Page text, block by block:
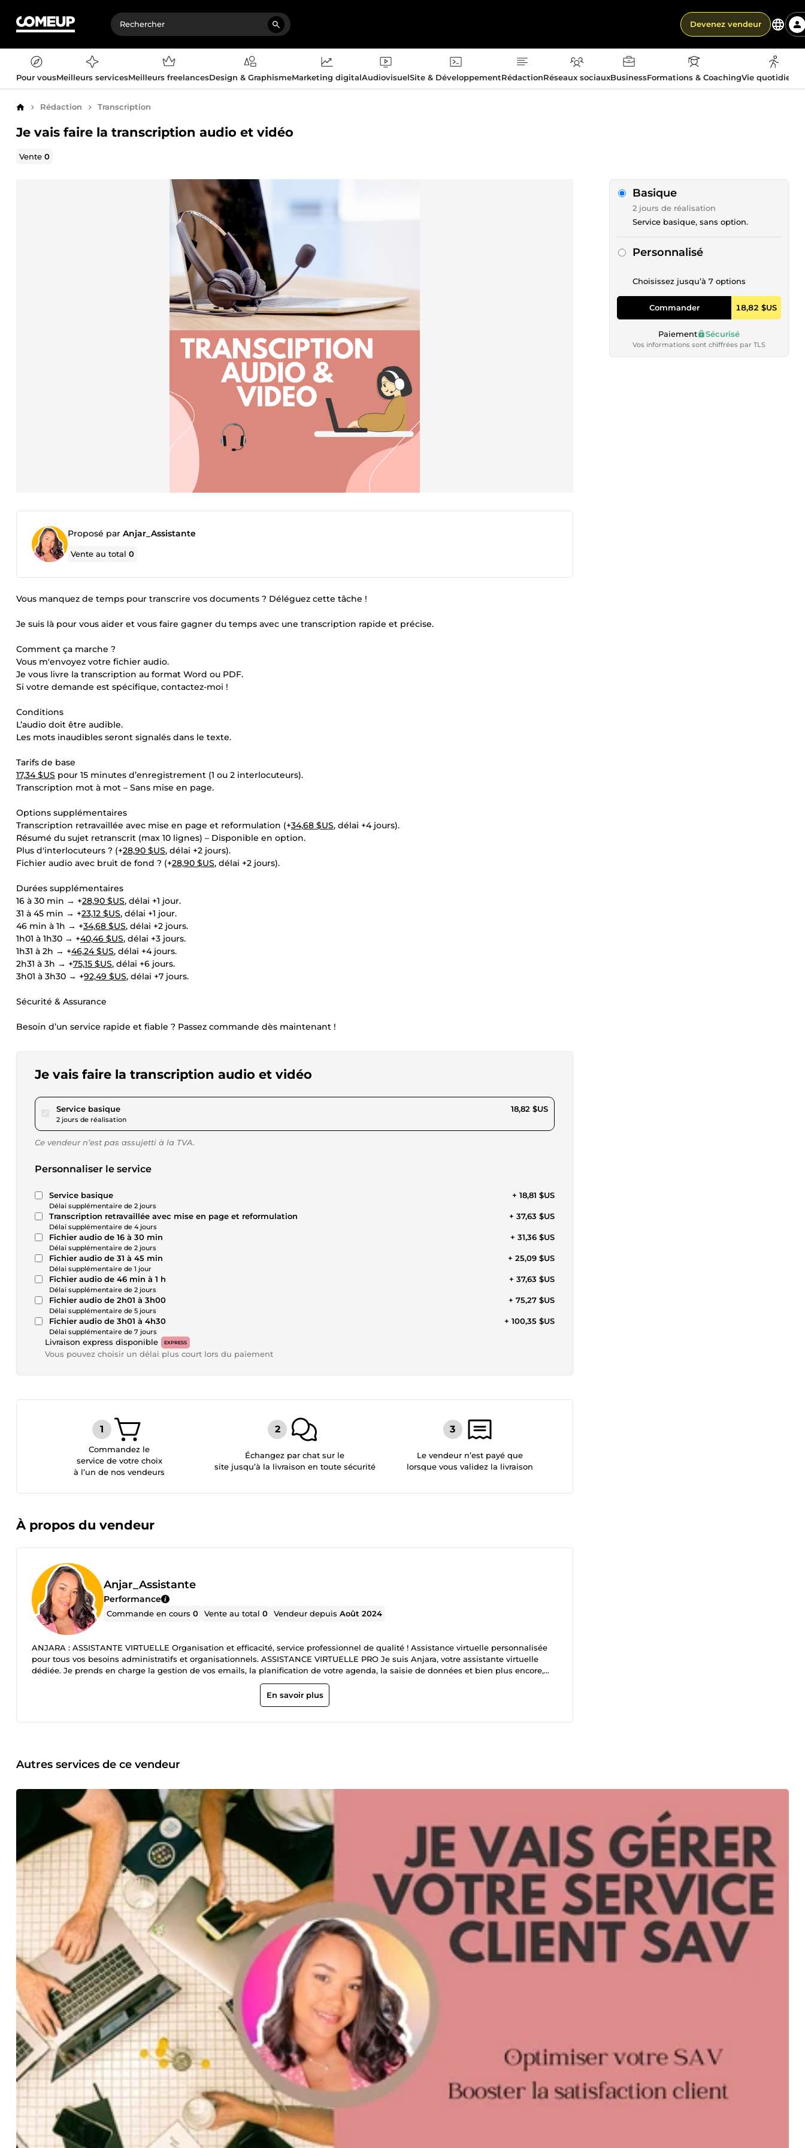
Devenez vendeur
Pour vousMeilleurs servicesMeilleurs freelancesDesign & GraphismeMarketing digitalAudiovisuelSite & DéveloppementRédactionRéseaux sociauxBusinessFormations & CoachingVie
AccueilRédaction Transcription
Je vais faire la transcription audio et vidéo
Vente0
Proposé par Anjar_Assistante
Vente au total0
Vous manquez de temps pour transcrire vos documents ? Déléguez cette tâche !
Je suis là pour vous aider et vous faire gagner du temps avec une transcription rapide et précise.
Comment ça marche ?
Vous m'envoyez votre fichier audio.
Je vous livre la transcription au format Word ou PDF.
Si votre demande est spécifique, contactez-moi !
Conditions
L’audio doit être audible.
Les mots inaudibles seront signalés dans le texte.
Tarifs de base
17,34 $US pour 15 minutes d’enregistrement (1 ou 2 interlocuteurs).
Transcription mot à mot – Sans mise en page.
Options supplémentaires
Transcription retravaillée avec mise en page et reformulation (+34,68 $US, délai +4 jours).
Résumé du sujet retranscrit (max 10 lignes) – Disponible en option.
Plus d'interlocuteurs ? (+28,90 $US, délai +2 jours).
Fichier audio avec bruit de fond ? (+28,90 $US, délai +2 jours).
Durées supplémentaires
16 à 30 min → +28,90 $US, délai +1 jour.
31 à 45 min → +23,12 $US, délai +1 jour.
46 min à 1h → +34,68 $US, délai +2 jours.
1h01 à 1h30 → +40,46 $US, délai +3 jours.
1h31 à 2h → +46,24 $US, délai +4 jours.
2h31 à 3h → +75,15 $US, délai +6 jours.
3h01 à 3h30 → +92,49 $US, délai +7 jours.
Sécurité & Assurance
Besoin d’un service rapide et fiable ? Passez commande dès maintenant !
Je vais faire la transcription audio et vidéo
Service basiquepour 17,34 $US
2 jours de réalisation
18,82 $US
Ce vendeur n’est pas assujetti à la TVA.
Personnaliser le service
Service basique
Délai supplémentaire de 2 jours
+ 18,81 $US
Transcription retravaillée avec mise en page et reformulation
Délai supplémentaire de 4 jours
+ 37,63 $US
Fichier audio de 16 à 30 min
Délai supplémentaire de 2 jours
+ 31,36 $US
Fichier audio de 31 à 45 min
Délai supplémentaire de 1 jour
+ 25,09 $US
Fichier audio de 46 min à 1 h
Délai supplémentaire de 2 jours
+ 37,63 $US
Fichier audio de 2h01 à 3h00
Délai supplémentaire de 5 jours
+ 75,27 $US
Fichier audio de 3h01 à 4h30
Délai supplémentaire de 7 jours
+ 100,35 $US
Livraison express disponible EXPRESS
Vous pouvez choisir un délai plus court lors du paiement
Basique
2 jours de réalisation
Service basique, sans option.
Personnalisé
Choisissez jusqu’à 7 options
Commander 18,82 $US
Paiement Sécurisé
Vos informations sont chiffrées par TLS
Commandez le
service de votre choix
à l’un de nos vendeurs
Échangez par chat sur le
site jusqu’à la livraison en toute sécurité
Le vendeur n’est payé que
lorsque vous validez la livraison
À propos du vendeur
Anjar_Assistante
Performance
Commande en cours0 Vente au total0 Vendeur depuisAoût 2024
ANJARA : ASSISTANTE VIRTUELLE Organisation et efficacité, service professionnel de qualité ! Assistance virtuelle personnalisée
pour tous vos besoins administratifs et organisationnels. ASSISTANCE VIRTUELLE PRO Je suis Anjara, votre assistante virtuelle
dédiée. Je prends en charge la gestion de vos emails, la planification de votre agenda, la saisie de données et bien plus encore,
vous permettant de vous concentrer sur l'essentiel. 💼📧 GESTION ADMINISTRATIVE Organisée et fiable, je m'occupe de toutes vos
tâches administratives, assurant une gestion fluide et efficace de votre activité. 📑🗂️ Disponible de suite - Livraison rapide Service
de qualité à 6,99 euros de l'heure. Contactez-moi dès aujourd'hui pour collaborer et atteindre vos objectifs avec succès ! 🌟🚀
En savoir plus
Autres services de ce vendeur